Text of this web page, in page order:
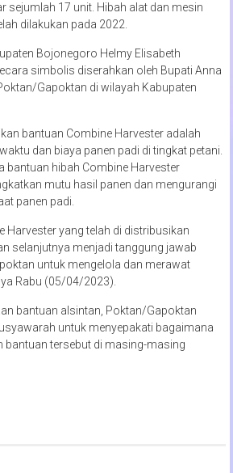
sejumlah 17 unit. Hibah alat dan mesin
dilakukan pada 2022.
Bojonegoro Helmy Elisabeth
simbolis diserahkan oleh Bupati Anna
Gapoktan di wilayah Kabupaten
bantuan Combine Harvester adalah
dan biaya panen padi di tingkat petani.
bantuan hibah Combine Harvester
mutu hasil panen dan mengurangi
panen padi.
Harvester yang telah di distribusikan
selanjutnya menjadi tanggung jawab
untuk mengelola dan merawat
Rabu (05/04/2023).
bantuan alsintan, Poktan/Gapoktan
untuk menyepakati bagaimana
bantuan tersebut di masing-masing